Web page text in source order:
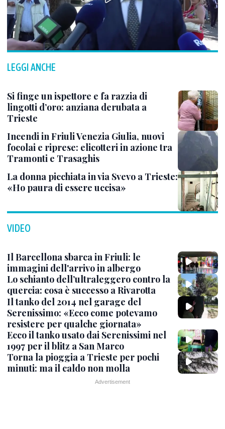
LEGGI ANCHE
Si finge un ispettore e fa razzia di
lingotti d’oro: anziana derubata a
Trieste
Incendi in Friuli Venezia Giulia, nuovi
focolai e riprese: elicotteri in azione tra
Tramonti e Trasaghis
La donna picchiata in via Svevo a Trieste:
«Ho paura di essere uccisa»
VIDEO
Il Barcellona sbarca in Friuli: le
immagini dell'arrivo in albergo
Lo schianto dell’ultraleggero contro la
quercia: cosa è successo a Rivarotta
Il tanko del 2014 nel garage del
Serenissimo: «Ecco come potevamo
resistere per qualche giornata»
Ecco il tanko usato dai Serenissimi nel
1997 per il blitz a San Marco
Torna la pioggia a Trieste per pochi
minuti: ma il caldo non molla